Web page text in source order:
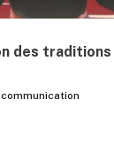
des